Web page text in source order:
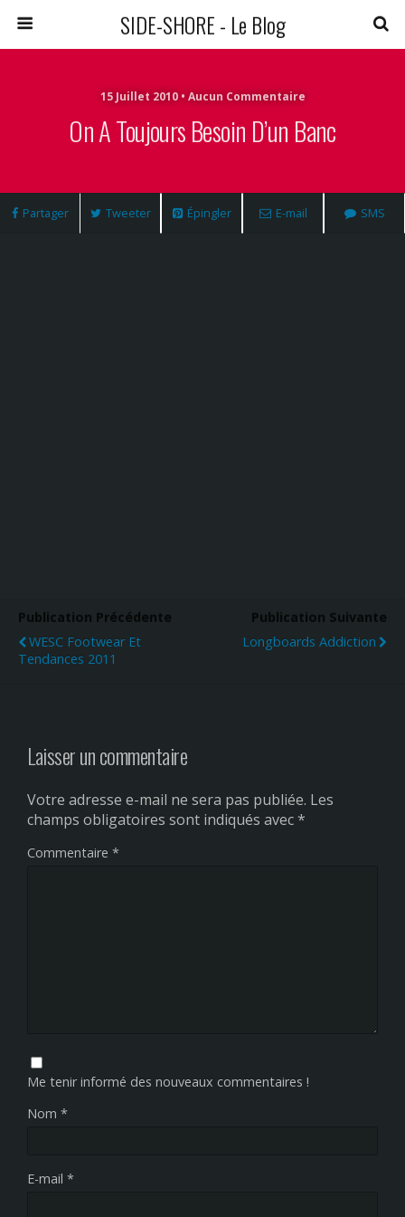
SIDE-SHORE - Le Blog
15 Juillet 2010 • Aucun Commentaire
On A Toujours Besoin D’un Banc
Partager Tweeter Épingler E-mail SMS
Publication Précédente
WESC Footwear Et
Tendances 2011
Publication Suivante
Longboards Addiction
Laisser un commentaire
Votre adresse e-mail ne sera pas publiée. Les
champs obligatoires sont indiqués avec*
Commentaire *
Me tenir informé des nouveaux commentaires !
Nom *
E-mail *